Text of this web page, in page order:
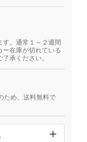
す。通常１～２週間
ー在庫が切れている
承ください。
ため、送料無料で
+